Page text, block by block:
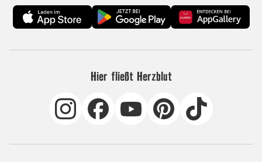
Hier fließt Herzblut